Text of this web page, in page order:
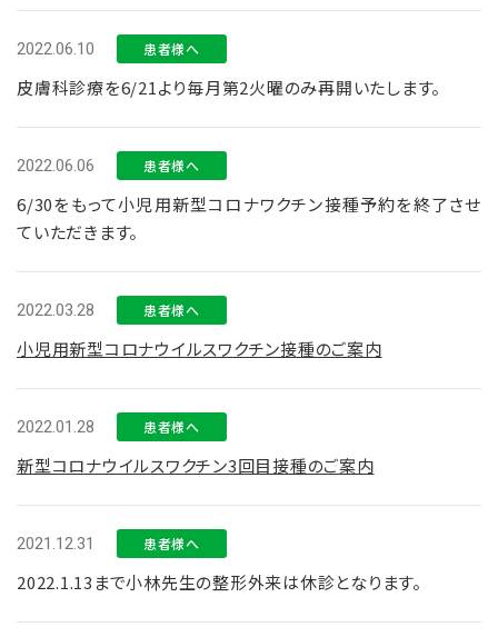
2022.06.10 患者様へ
皮膚科診療を6/21より毎月第2火曜のみ再開いたします。
2022.06.06 患者様へ
6/30をもって小児用新型コロナワクチン接種予約を終了させ
ていただきます。
2022.03.28 患者様へ
小児用新型コロナウイルスワクチン接種のご案内
2022.01.28 患者様へ
新型コロナウイルスワクチン3回目接種のご案内
2021.12.31 患者様へ
2022.1.13まで小林先生の整形外来は休診となります。